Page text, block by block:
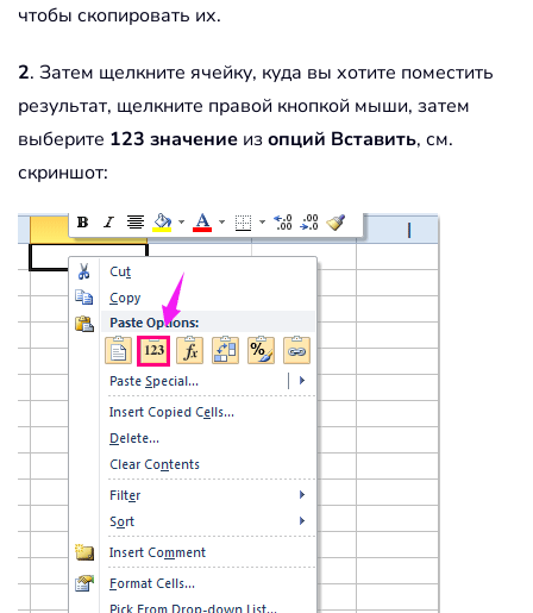
чтобы скопировать их.
2. Затем щелкните ячейку, куда вы хотите поместить
результат, щелкните правой кнопкой мыши, затем
выберите 123 значение изопций Вставить, см.
скриншот: